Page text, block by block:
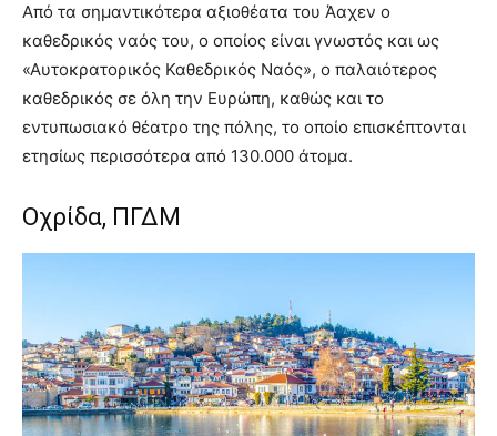
Από τα σημαντικότερα αξιοθέατα του Άαχεν ο
καθεδρικός ναός του, ο οποίος είναι γνωστός και ως
«Αυτοκρατορικός Καθεδρικός Ναός», ο παλαιότερος
καθεδρικός σε όλη την Ευρώπη, καθώς και το
εντυπωσιακό θέατρο της πόλης, το οποίο επισκέπτονται
ετησίως περισσότερα από 130.000 άτομα.
Οχρίδα, ΠΓΔΜ